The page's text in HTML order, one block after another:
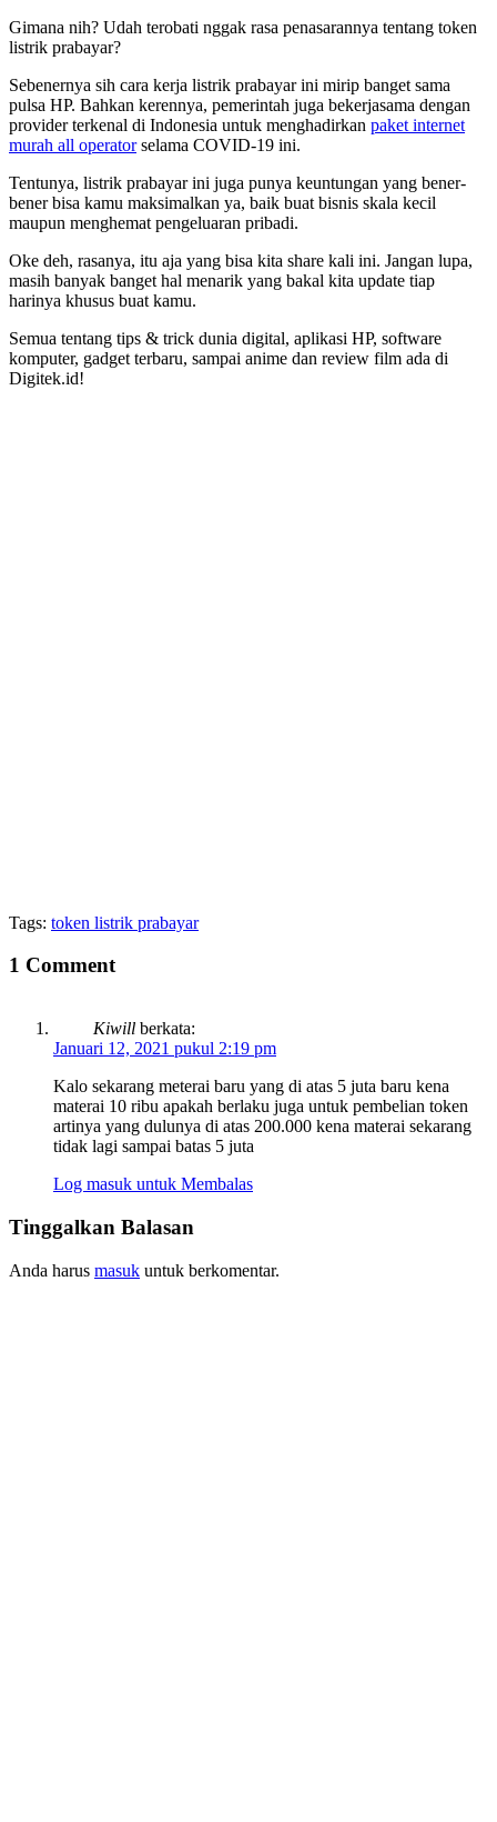
Gimana nih? Udah terobati nggak rasa penasarannya tentang token
listrik prabayar?
Sebenernya sih cara kerja listrik prabayar ini mirip banget sama
pulsa HP. Bahkan kerennya, pemerintah juga bekerjasama dengan
provider terkenal di Indonesia untuk menghadirkan paket internet
murah all operatorselama COVID-19 ini.
Tentunya, listrik prabayar ini juga punya keuntungan yang bener-
bener bisa kamu maksimalkan ya, baik buat bisnis skala kecil
maupun menghemat pengeluaran pribadi.
Oke deh, rasanya, itu aja yang bisa kita share kali ini. Jangan lupa,
masih banyak banget hal menarik yang bakal kita update tiap
harinya khusus buat kamu.
Semua tentang tips & trick dunia digital, aplikasi HP, software
komputer, gadget terbaru, sampai anime dan review film ada di
Digitek.id!
Tags: token listrik prabayar
1 Comment
Kiwill berkata:
Januari 12, 2021 pukul 2:19 pm
Kalo sekarang meterai baru yang di atas 5 juta baru kena
materai 10 ribu apakah berlaku juga untuk pembelian token
artinya yang dulunya di atas 200.000 kena materai sekarang
tidak lagi sampai batas 5 juta
Log masuk untuk Membalas
Tinggalkan Balasan
Anda harus masuk untuk berkomentar.